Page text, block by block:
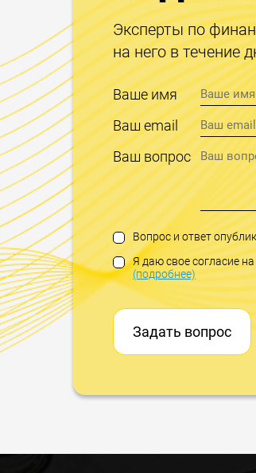
Эксперты по
на него в течение
Ваше имя
Ваш email
Ваш вопрос
Вопрос и ответ
Я даю свое согласие
(подробнее)
Задать вопрос